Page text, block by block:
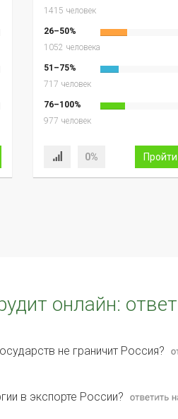
1415 человек
26–50%
1052 человека
51–75%
717 человек
76–100%
977 человек
0%
онлайн:
не граничит Россия?
в экспорте России?